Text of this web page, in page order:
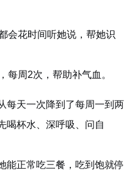
会花时间听她说，帮她识
每周2次，帮助补气血。
每天一次降到了每周一到两
喝杯水、深呼吸、问自
能正常吃三餐，吃到饱就停